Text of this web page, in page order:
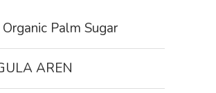
Palm Sugar
AREN